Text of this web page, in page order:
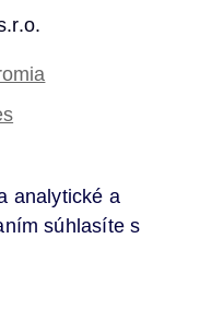
analytické a
súhlasíte s